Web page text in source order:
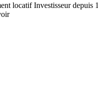
locatif Investisseur